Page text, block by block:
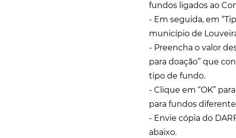
fundos ligados ao
- Em seguida, em
município de
- Preencha o valor
para doação” que
tipo de fundo.
- Clique em “OK”
para fundos
- Envie cópia do
abaixo.